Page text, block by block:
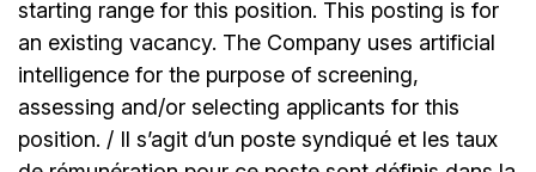
starting range for this position. This posting is for
an existing vacancy. The Company uses artificial
intelligence for the purpose of screening,
assessing and/or selecting applicants for this
position. / Il s’agit d’un poste syndiqué et les taux